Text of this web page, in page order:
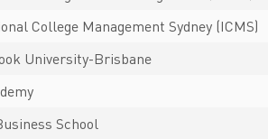
College Management Sydney (ICMS)
University-Brisbane
School